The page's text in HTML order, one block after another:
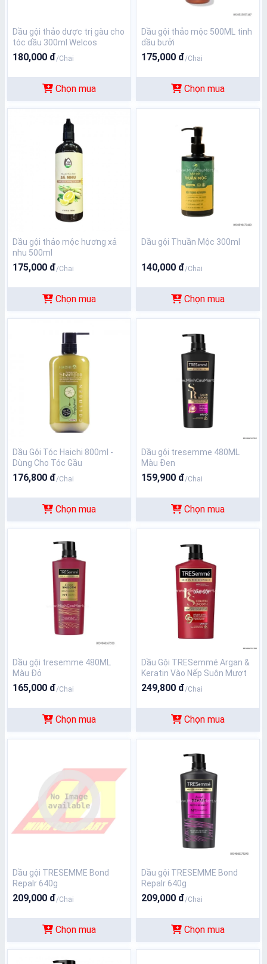
Dầu gội thảo dược trị gàu cho
tóc dầu 300ml Welcos
180,000 đ/Chai
Chọn mua
Dầu gội thảo mộc 500ML tinh
dầu bưởi
175,000 đ/Chai
Chọn mua
Dầu gội thảo mộc hương xả
nhu 500ml
175,000 đ/Chai
Chọn mua
Dầu gội Thuần Mộc 300ml
140,000 đ/Chai
Chọn mua
Dầu Gội Tóc Haichi 800ml -
Dùng Cho Tóc Gầu
176,800 đ/Chai
Chọn mua
Dầu gội tresemme 480ML
Màu Đen
159,900 đ/Chai
Chọn mua
Dầu gội tresemme 480ML
Màu Đỏ
165,000 đ/Chai
Chọn mua
Dầu Gội TRESemmé Argan &
Keratin Vào Nếp Suôn Mượt
850g Keratin Smooth
Shampoo
249,800 đ/Chai
Chọn mua
Dầu gội TRESEMME Bond
Repalr 640g
209,000 đ/Chai
Chọn mua
Dầu gội TRESEMME Bond
Repalr 640g
209,000 đ/Chai
Chọn mua